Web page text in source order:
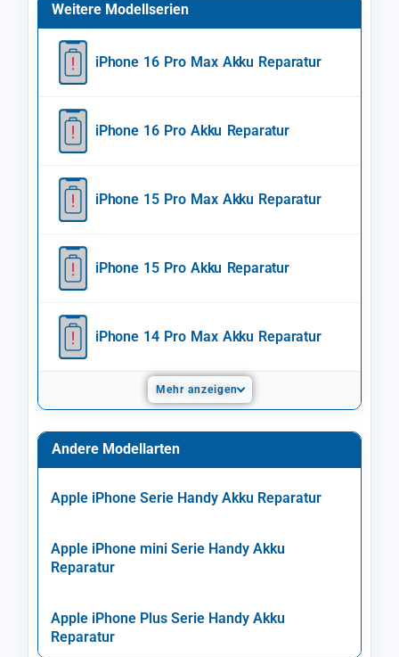
Weitere Modellserien
iPhone 16 Pro Max Akku Reparatur
iPhone 16 Pro Akku Reparatur
iPhone 15 Pro Max Akku Reparatur
iPhone 15 Pro Akku Reparatur
iPhone 14 Pro Max Akku Reparatur
Mehr anzeigen
Andere Modellarten
Apple iPhone Serie Handy Akku Reparatur
Apple iPhone mini Serie Handy Akku
Reparatur
Apple iPhone Plus Serie Handy Akku
Reparatur